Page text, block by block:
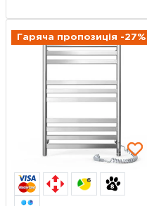
Гаряча пропозиція -27%
6